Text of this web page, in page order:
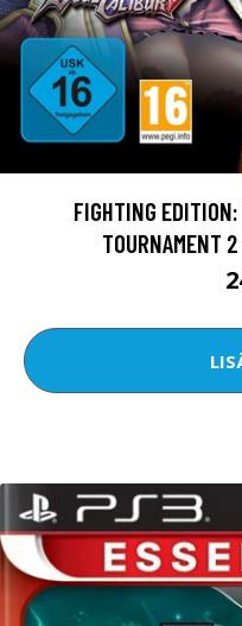
FIGHTING
TOURNAMENT